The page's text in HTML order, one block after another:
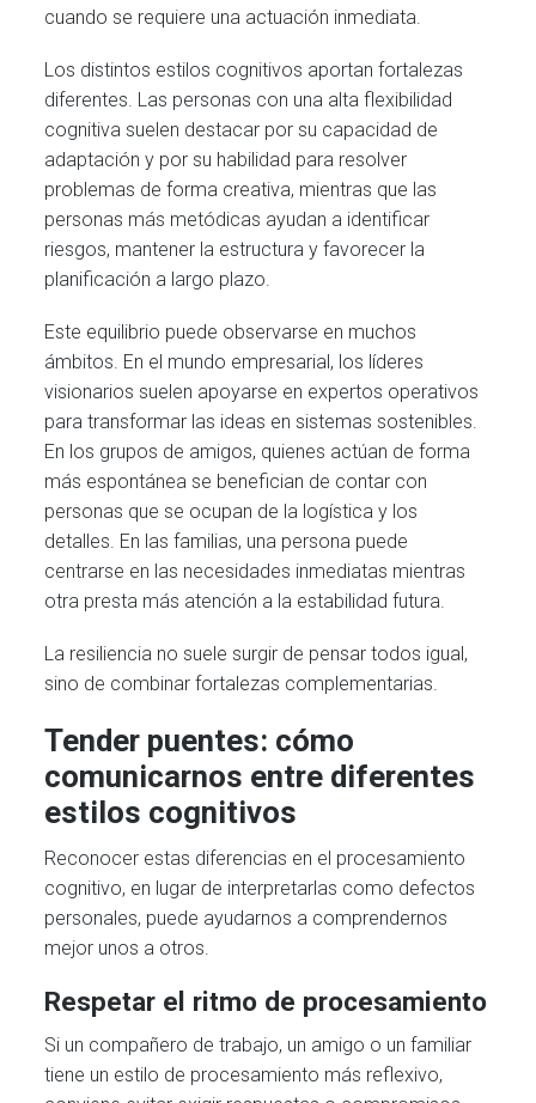
cuando se requiere una actuación inmediata.
Los distintos estilos cognitivos aportan fortalezas
diferentes. Las personas con una alta flexibilidad
cognitiva suelen destacar por su capacidad de
adaptación y por su habilidad para resolver
problemas de forma creativa, mientras que las
personas más metódicas ayudan a identificar
riesgos, mantener la estructura y favorecer la
planificación a largo plazo.
Este equilibrio puede observarse en muchos
ámbitos. En el mundo empresarial, los líderes
visionarios suelen apoyarse en expertos operativos
para transformar las ideas en sistemas sostenibles.
En los grupos de amigos, quienes actúan de forma
más espontánea se benefician de contar con
personas que se ocupan de la logística y los
detalles. En las familias, una persona puede
centrarse en las necesidades inmediatas mientras
otra presta más atención a la estabilidad futura.
La resiliencia no suele surgir de pensar todos igual,
sino de combinar fortalezas complementarias.
Tender puentes: cómo
comunicarnos entre diferentes
estilos cognitivos
Reconocer estas diferencias en el procesamiento
cognitivo, en lugar de interpretarlas como defectos
personales, puede ayudarnos a comprendernos
mejor unos a otros.
Respetar el ritmo de procesamiento
Si un compañero de trabajo, un amigo o un familiar
tiene un estilo de procesamiento más reflexivo,